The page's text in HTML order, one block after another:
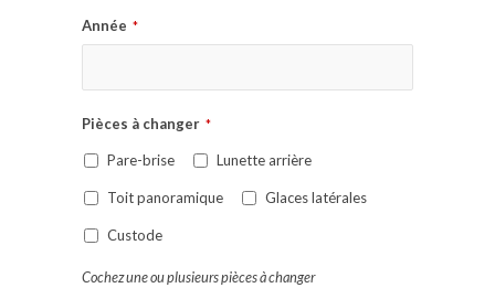
Année *
Pièces à changer *
Pare-brise Lunette arrière
Toit panoramique Glaces latérales
Custode
Cochez une ou plusieurs pièces à changer